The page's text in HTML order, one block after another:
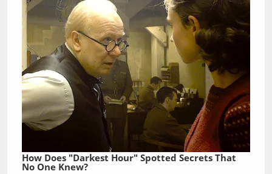
How Does "Darkest Hour" Spotted Secrets That
No One Knew?